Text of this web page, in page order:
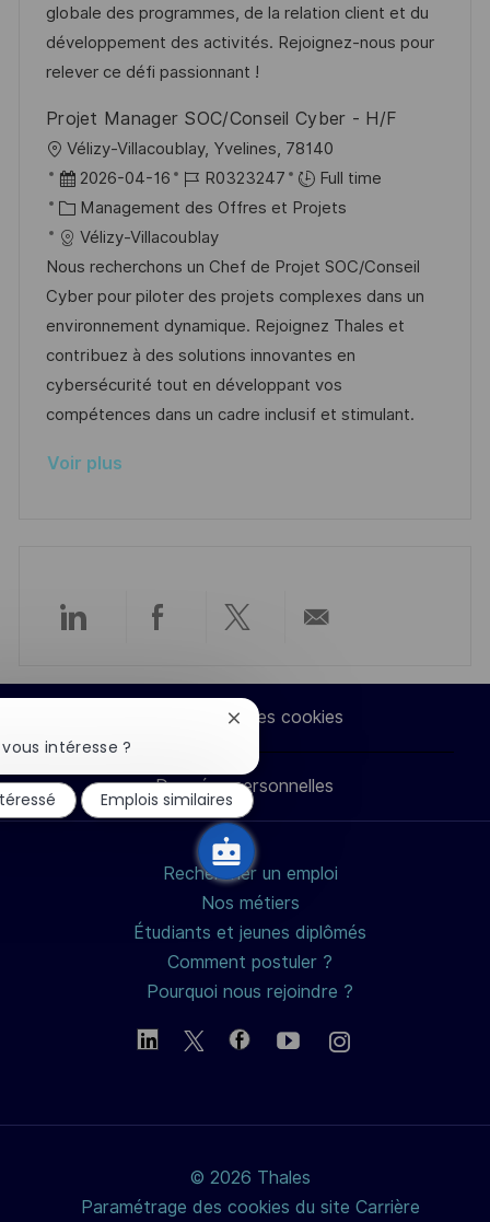
a
t
i
n
a
f
f
c
h
a
g
e
n
c
e
u
p
o
s
t
e
o
r
i
globale des programmes, de la relation client et du
développement des activités. Rejoignez-nous pour
relever ce défi passionnant !
Projet Manager SOC/Conseil Cyber - H/F
o
c
a
l
i
s
a
t
i
n
Vélizy-Villacoublay, Yvelines, 78140
D
a
t
e
d
’
a
f
f
c
2026-04-16
R
é
f
é
r
e
n
c
e
R0323247
Full time
C
a
t
é
g
o
r
i
Management des Offres et Projets
Vélizy-Villacoublay
Nous recherchons un Chef de Projet SOC/Conseil
Cyber pour piloter des projets complexes dans un
environnement dynamique. Rejoignez Thales et
contribuez à des solutions innovantes en
cybersécurité tout en développant vos
compétences dans un cadre inclusif et stimulant.
Voir plus
Partager
via
LinkedIn
Partager
via
Facebook
Partager
via
twitter
par
e-
mail
Paramètres des cookies
Données personnelles
Rechercher un emploi
Nos métiers
Étudiants et jeunes diplômés
Comment postuler ?
Pourquoi nous rejoindre ?
© 2026 Thales
Paramétrage des cookies du site Carrière
intéresse ?
Fermer
notification
du
chatbot
Emplois similaires